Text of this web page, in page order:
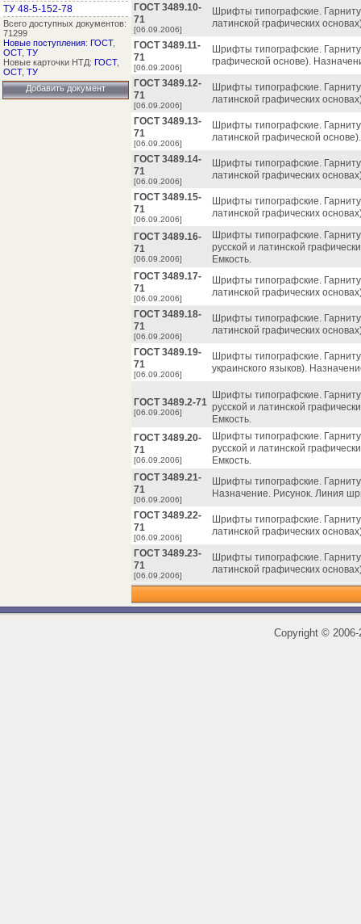
ТУ 48-5-152-78
Всего доступных документов:
71299
Новые поступления: ГОСТ,
ОСТ, ТУ
Новые карточки НТД: ГОСТ,
ОСТ, ТУ
Добавить документ
ГОСТ 3489.10-
71
[06.09.2006]
Шрифты типографские.
латинской графических
ГОСТ 3489.11-
71
[06.09.2006]
Шрифты типографские.
графической основе).
ГОСТ 3489.12-
71
[06.09.2006]
Шрифты типографские.
латинской графических
ГОСТ 3489.13-
71
[06.09.2006]
Шрифты типографские.
латинской графической
ГОСТ 3489.14-
71
[06.09.2006]
Шрифты типографские.
латинской графических
ГОСТ 3489.15-
71
[06.09.2006]
Шрифты типографские.
латинской графических
ГОСТ 3489.16-
71
[06.09.2006]
Шрифты типографские.
русской и латинской
Емкость.
ГОСТ 3489.17-
71
[06.09.2006]
Шрифты типографские.
латинской графических
ГОСТ 3489.18-
71
[06.09.2006]
Шрифты типографские.
латинской графических
ГОСТ 3489.19-
71
[06.09.2006]
Шрифты типографские.
украинского языков).
ГОСТ 3489.2-71
[06.09.2006]
Шрифты типографские.
русской и латинской
Емкость.
ГОСТ 3489.20-
71
[06.09.2006]
Шрифты типографские.
русской и латинской
Емкость.
ГОСТ 3489.21-
71
[06.09.2006]
Шрифты типографские.
Назначение. Рисунок. Линия
ГОСТ 3489.22-
71
[06.09.2006]
Шрифты типографские.
латинской графических
ГОСТ 3489.23-
71
[06.09.2006]
Шрифты типографские.
латинской графических
Copyright ©